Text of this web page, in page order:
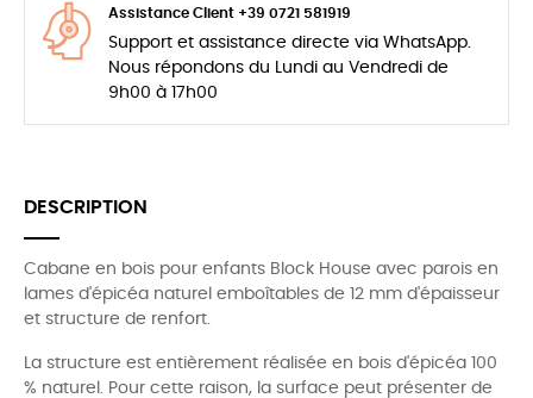
Assistance Client +39 0721 581919
Support et assistance directe via WhatsApp.
Nous répondons du Lundi au Vendredi de
9h00 à 17h00
DESCRIPTION
Cabane en bois pour enfants Block House avec parois en
lames d'épicéa naturel emboîtables de 12 mm d'épaisseur
et structure de renfort.
La structure est entièrement réalisée en bois d'épicéa 100
% naturel. Pour cette raison, la surface peut présenter de